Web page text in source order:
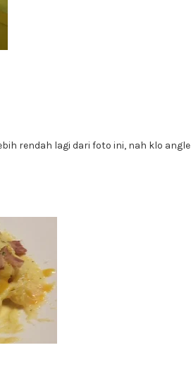
rendah lagi dari foto ini, nah klo angle